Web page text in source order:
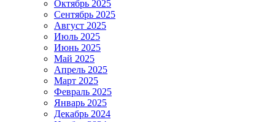
Октябрь 2025
Сентябрь 2025
Август 2025
Июль 2025
Июнь 2025
Май 2025
Апрель 2025
Март 2025
Февраль 2025
Январь 2025
Декабрь 2024